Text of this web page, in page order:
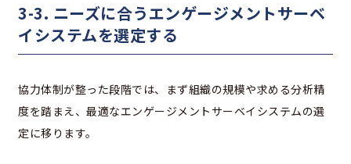
3-3. ニーズに合うエンゲージメントサーベ
イシステムを選定する
協力体制が整った段階では、まず組織の規模や求める分析精
度を踏まえ、最適なエンゲージメントサーベイシステムの選
定に移ります。